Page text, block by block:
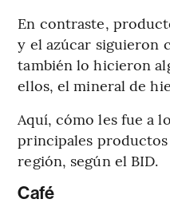
En contraste,
y el azúcar siguieron
también lo hicieron
ellos, el mineral de
Aquí, cómo les fue a
principales
región, según el BID.
Café